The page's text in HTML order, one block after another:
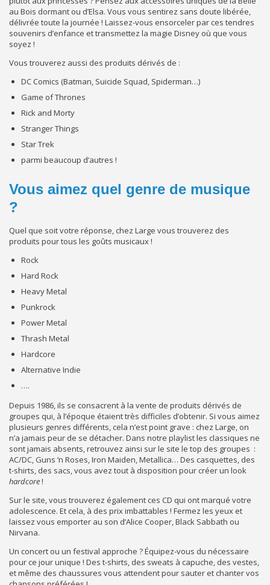
au Bois dormant ou d’Elsa. Vous vous sentirez sans doute libérée,
délivrée toute la journée ! Laissez-vous ensorceler par ces tendres
souvenirs d’enfance et transmettez la magie Disney où que vous
soyez !
Vous trouverez aussi des produits dérivés de :
DC Comics (Batman, Suicide Squad, Spiderman…)
Game of Thrones
Rick and Morty
Stranger Things
Star Trek
parmi beaucoup d’autres !
Vous aimez quel genre de musique
?
Quel que soit votre réponse, chez Large vous trouverez des
produits pour tous les goûts musicaux !
Rock
Hard Rock
Heavy Metal
Punkrock
Power Metal
Thrash Metal
Hardcore
Alternative Indie
….
Depuis 1986, ils se consacrent à la vente de produits dérivés de
groupes qui, à l’époque étaient très difficiles d’obtenir. Si vous aimez
plusieurs genres différents, cela n’est point grave : chez Large, on
n’a jamais peur de se détacher. Dans notre playlist les classiques ne
sont jamais absents, retrouvez ainsi sur le site le top des groupes :
AC/DC, Guns ‘n Roses, Iron Maiden, Metallica… Des casquettes, des
t-shirts, des sacs, vous avez tout à disposition pour créer un look
hardcore!
Sur le site, vous trouverez également ces CD qui ont marqué votre
adolescence. Et cela, à des prix imbattables ! Fermez les yeux et
laissez vous emporter au son d’Alice Cooper, Black Sabbath ou
Nirvana.
Un concert ou un festival approche ? Équipez-vous du nécessaire
pour ce jour unique ! Des t-shirts, des sweats à capuche, des vestes,
et même des chaussures vous attendent pour sauter et chanter vos